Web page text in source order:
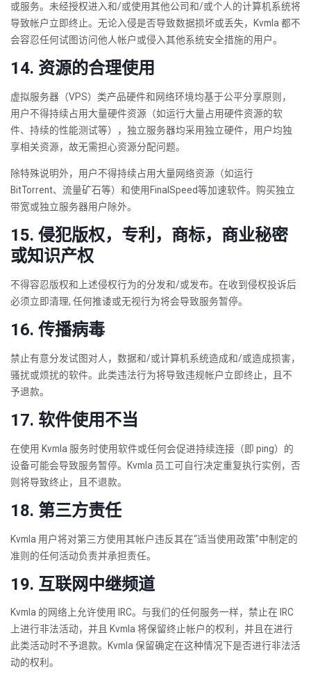
或服务。未经授权进入和/或使用其他公司和/或个人的计算机系统将
导致帐户立即终止。无论入侵是否导致数据损坏或丢失，Kvmla 都不
会容忍任何试图访问他人帐户或侵入其他系统安全措施的用户。
14. 资源的合理使用
虚拟服务器（VPS）类产品硬件和网络环境均基于公平分享原则，
用户不得持续占用大量硬件资源（如运行大量占用硬件资源的软
件、持续的性能测试等），独立服务器均采用独立硬件，用户均独
享相关资源，故无需担心资源分配问题。
除特殊说明外，用户不得持续占用大量网络资源（如运行
BitTorrent、流量矿石等）和使用FinalSpeed等加速软件。购买独立
带宽或独立服务器用户除外。
15. 侵犯版权，专利，商标，商业秘密
或知识产权
不得容忍版权和上述侵权行为的分发和/或发布。在收到侵权投诉后
必须立即清理, 任何推诿或无视行为将会导致服务暂停。
16. 传播病毒
禁止有意分发试图对人，数据和/或计算机系统造成和/或造成损害，
骚扰或烦扰的软件。此类违法行为将导致违规帐户立即终止，且不
予退款。
17. 软件使用不当
在使用 Kvmla 服务时使用软件或任何会促进持续连接（即 ping）的
设备可能会导致服务暂停。Kvmla 员工可自行决定重复执行实例，否
则将导致终止，且不退款。
18. 第三方责任
Kvmla 用户将对第三方使用其帐户违反其在“适当使用政策”中制定的
准则的任何活动负责并承担责任。
19. 互联网中继频道
Kvmla 的网络上允许使用 IRC。与我们的任何服务一样，禁止在 IRC
上进行非法活动，并且 Kvmla 将保留终止帐户的权利，并且在进行
此类活动时不予退款。Kvmla 保留确定在这种情况下是否进行非法活
动的权利。